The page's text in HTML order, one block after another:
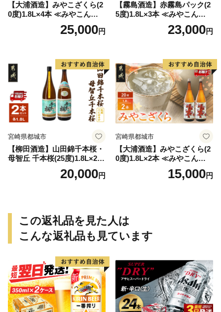
【大浦酒造】みやこざくら(2
0度)1.8L×4本 ≪みやこんじょ
特急便≫_AD-077125,000円
【霧島酒造】赤霧島パック(2
5度)1.8L×3本 ≪みやこんじょ
特急便≫_23-07-K03P-1800-3
23,000円
宮崎県都城市
【柳田酒造】山田錦千本桜・
母智丘 千本桜(25度)1.8L×2本
≪みやこんじょ特急便≫_AC
20,000円
宮崎県都城市
【大浦酒造】みやこざくら(2
0度)1.8L×2本 ≪みやこんじょ
特急便≫_MJ-077115,000円
この返礼品を見た人は
こんな返礼品も見ています